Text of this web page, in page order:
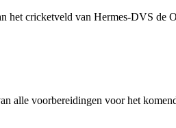
cricketveld van Hermes-DVS de
alle voorbereidingen voor het